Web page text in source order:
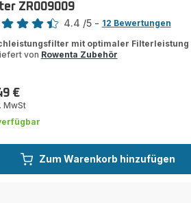
Zum Warenkorb hinzufügen
ZR009009
4.4 /5 - 12 Bewertungen
mit optimaler Filterleistung
von Rowenta Zubehör
€
MwSt